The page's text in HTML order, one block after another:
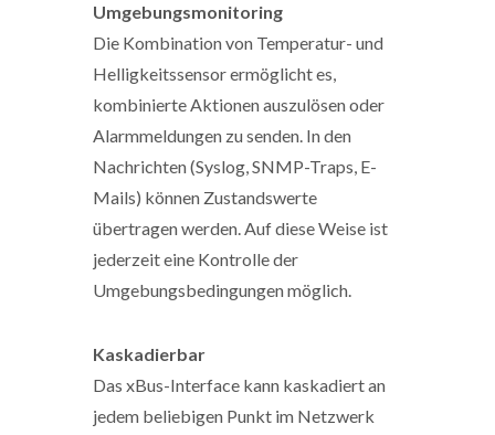
Umgebungsmonitoring
Die Kombination von Temperatur- und
Helligkeitssensor ermöglicht es,
kombinierte Aktionen auszulösen oder
Alarmmeldungen zu senden. In den
Nachrichten (Syslog, SNMP-Traps, E-
Mails) können Zustandswerte
übertragen werden. Auf diese Weise ist
jederzeit eine Kontrolle der
Umgebungsbedingungen möglich.
Kaskadierbar
Das xBus-Interface kann kaskadiert an
jedem beliebigen Punkt im Netzwerk